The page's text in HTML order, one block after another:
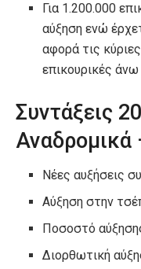
Για 1.200.000
αύξηση ενώ
αφορά τις
επικουρικές
Συντάξεις
Αναδρομικά
Νέες αυξήσεις
Αύξηση στην
Ποσοστό
Διορθωτική